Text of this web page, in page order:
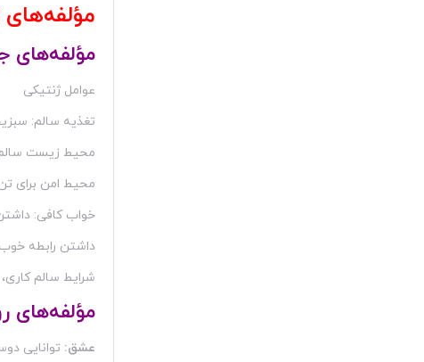
مؤلفه‌های
عوامل ژنتیکی
تغذیه سالم:
محیط زیست سالم:
محیط امن برای
خواب کافی:
داشتن رابطه خوب
شرایط سالم
مؤلفه‌های
عشق: توانایی